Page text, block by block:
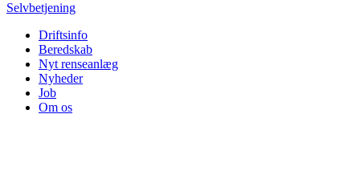
Selvbetjening
Driftsinfo
Beredskab
Nyt renseanlæg
Nyheder
Job
Om os